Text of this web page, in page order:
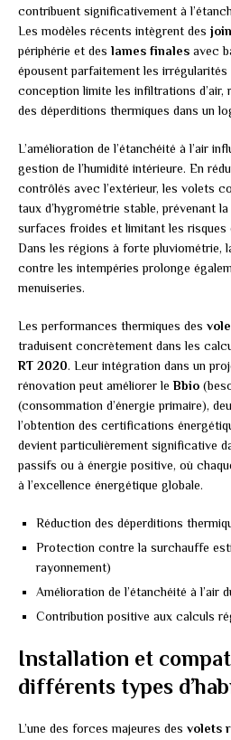
contribuent significativement à
Les modèles récents intègrent des
périphérie et des lames finales avec
épousent parfaitement les irrégularités
conception limite les infiltrations d’air,
des déperditions thermiques dans un
L’amélioration de l’étanchéité à l’air
gestion de l’humidité intérieure. En
contrôlés avec l’extérieur, les volets
taux d’hygrométrie stable, prévenant
surfaces froides et limitant les risques
Dans les régions à forte pluviométrie,
contre les intempéries prolonge
menuiseries.
Les performances thermiques des
traduisent concrètement dans les
RT 2020. Leur intégration dans un
rénovation peut améliorer leBbio
(consommation d’énergie primaire),
l’obtention des certifications
devient particulièrement significative
passifs ou à énergie positive, où
à l’excellence énergétique globale.
Réduction des déperditions
Protection contre la surchauffe
rayonnement)
Amélioration de l’étanchéité à l’air
Contribution positive aux calculs
Installation et
différents types
L’une des forces majeures des volets